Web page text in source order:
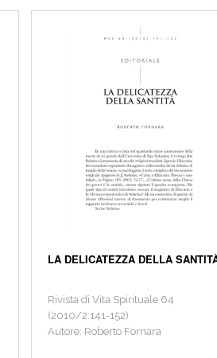
LA DELICATEZZA DELLA
Rivista di Vita Spirituale 64
(2010/2:141-152)
Autore: Roberto Fornara